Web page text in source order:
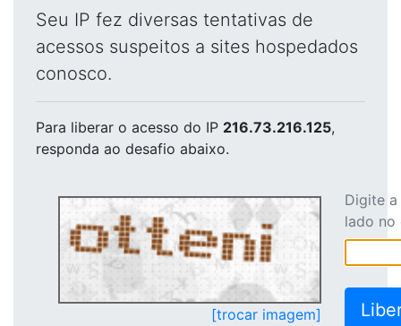
Seu IP fez diversas tentativas de
acessos suspeitos a sites hospedados
conosco.
Para liberar o acesso do IP 216.73.216.125,
responda ao desafio abaixo.
[trocar imagem]
Digite
lado no